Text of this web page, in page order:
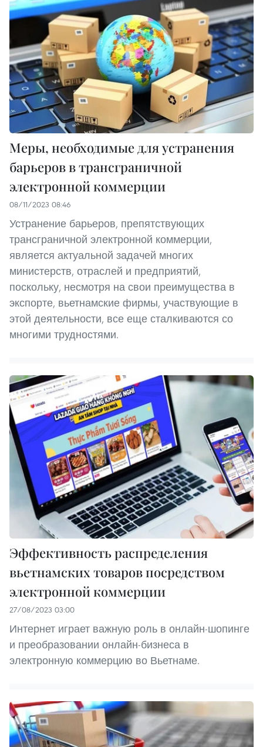
Меры, необходимые для устранения
барьеров в трансграничной
электронной коммерции
08/11/2023 08:46
Устранение барьеров, препятствующих
трансграничной электронной коммерции,
является актуальной задачей многих
министерств, отраслей и предприятий,
поскольку, несмотря на свои преимущества в
экспорте, вьетнамские фирмы, участвующие в
этой деятельности, все еще сталкиваются со
многими трудностями.
Эффективность распределения
вьетнамских товаров посредством
электронной коммерции
27/08/2023 03:00
Интернет играет важную роль в онлайн-шопинге
и преобразовании онлайн-бизнеса в
электронную коммерцию во Вьетнаме.